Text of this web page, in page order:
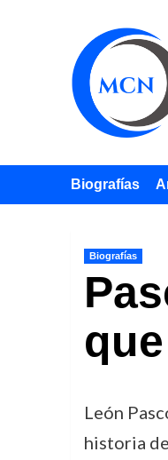
Biografías
Biografías
León
historia